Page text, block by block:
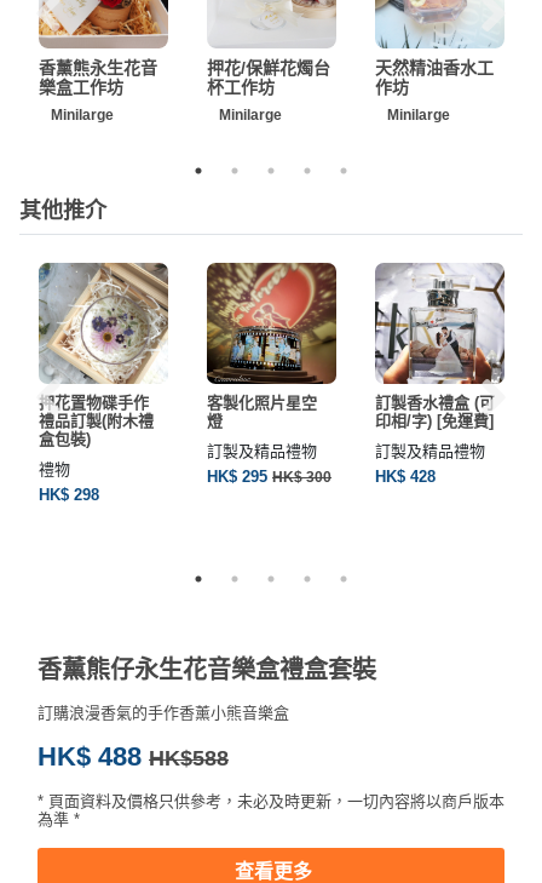
工
作
坊
樂
遊
艇
出
租
香薰熊永生花音
樂盒工作坊
Minilarge
押花/保鮮花燭台
杯工作坊
Minilarge
天然精油香水工
作坊
Minilarge
其他推介
押花置物碟手作
禮品訂製(附木禮
盒包裝)
禮物
HK$ 298
客製化照片星空
燈
訂製及精品禮物
HK$ 295 HK$ 300
訂製香水禮盒 (可
印相/字) [免運費]
訂製及精品禮物
HK$ 428
香薰熊仔永生花音樂盒禮盒套裝
訂購浪漫香氣的手作香薰小熊音樂盒
HK$ 488 HK$588
* 頁面資料及價格只供參考，未必及時更新，一切內容將以商戶版本
為準 *
查看更多